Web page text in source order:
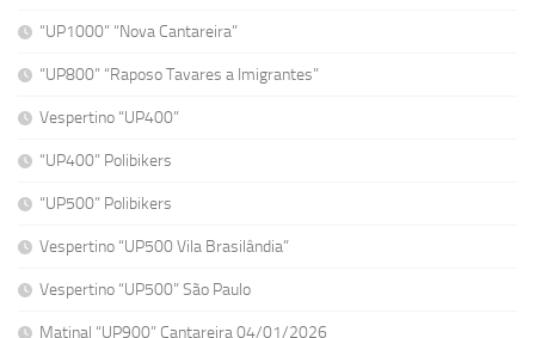
“UP1000” “Nova Cantareira”
“UP800” “Raposo Tavares a Imigrantes”
Vespertino “UP400”
“UP400” Polibikers
“UP500” Polibikers
Vespertino “UP500 Vila Brasilândia”
Vespertino “UP500” São Paulo
Matinal “UP900” Cantareira 04/01/2026